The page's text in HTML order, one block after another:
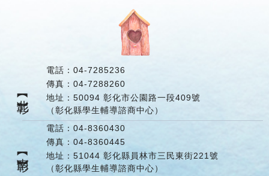
降低學生情緒、認知與外在行為等適應困難問題，並協
助學校輔導工作團隊之運作，提供老師 與家長專業諮詢
服務，建立完備的輔導體系以維護與促進學生的身心健
初，即以推動「專業輔導人員參與學校輔導工作」為重
點，94年度9月至 95年度以區域方式進行，至96年度開
始，以駐點學校方式正式推行全縣。97年度籌備「國民
中小學學生心理諮商中心」
電話： 04-7285236
傳真： 04-7288260
地址： 50094 彰化市公園路一段409號
（彰化縣學生輔導諮商中心）
電話： 04-8360430
傳真： 04-8360445
地址： 51044 彰化縣員林市三民東街221號
（彰化縣學生輔導諮商中心）